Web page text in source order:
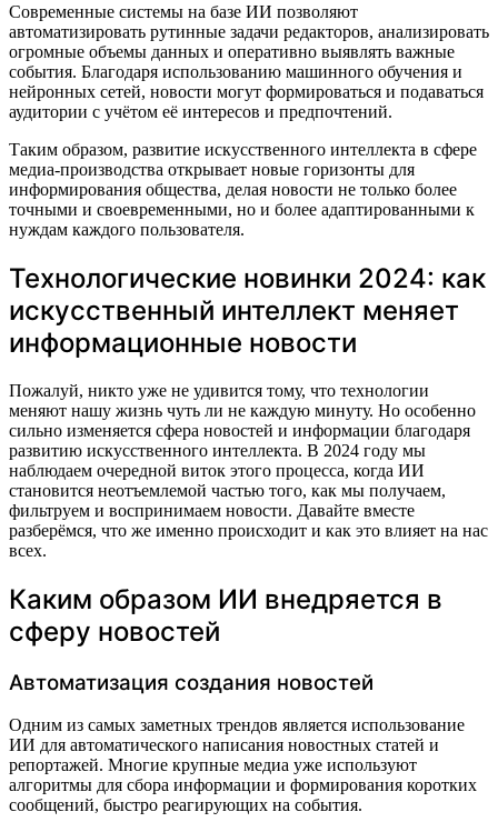
Современные системы на базе ИИ позволяют
автоматизировать рутинные задачи редакторов, анализировать
огромные объемы данных и оперативно выявлять важные
события. Благодаря использованию машинного обучения и
нейронных сетей, новости могут формироваться и подаваться
аудитории с учётом её интересов и предпочтений.
Таким образом, развитие искусственного интеллекта в сфере
медиа-производства открывает новые горизонты для
информирования общества, делая новости не только более
точными и своевременными, но и более адаптированными к
нуждам каждого пользователя.
Технологические новинки 2024: как
искусственный интеллект меняет
информационные новости
Пожалуй, никто уже не удивится тому, что технологии
меняют нашу жизнь чуть ли не каждую минуту. Но особенно
сильно изменяется сфера новостей и информации благодаря
развитию искусственного интеллекта. В 2024 году мы
наблюдаем очередной виток этого процесса, когда ИИ
становится неотъемлемой частью того, как мы получаем,
фильтруем и воспринимаем новости. Давайте вместе
разберёмся, что же именно происходит и как это влияет на нас
всех.
Каким образом ИИ внедряется в
сферу новостей
Автоматизация создания новостей
Одним из самых заметных трендов является использование
ИИ для автоматического написания новостных статей и
репортажей. Многие крупные медиа уже используют
алгоритмы для сбора информации и формирования коротких
сообщений, быстро реагирующих на события.